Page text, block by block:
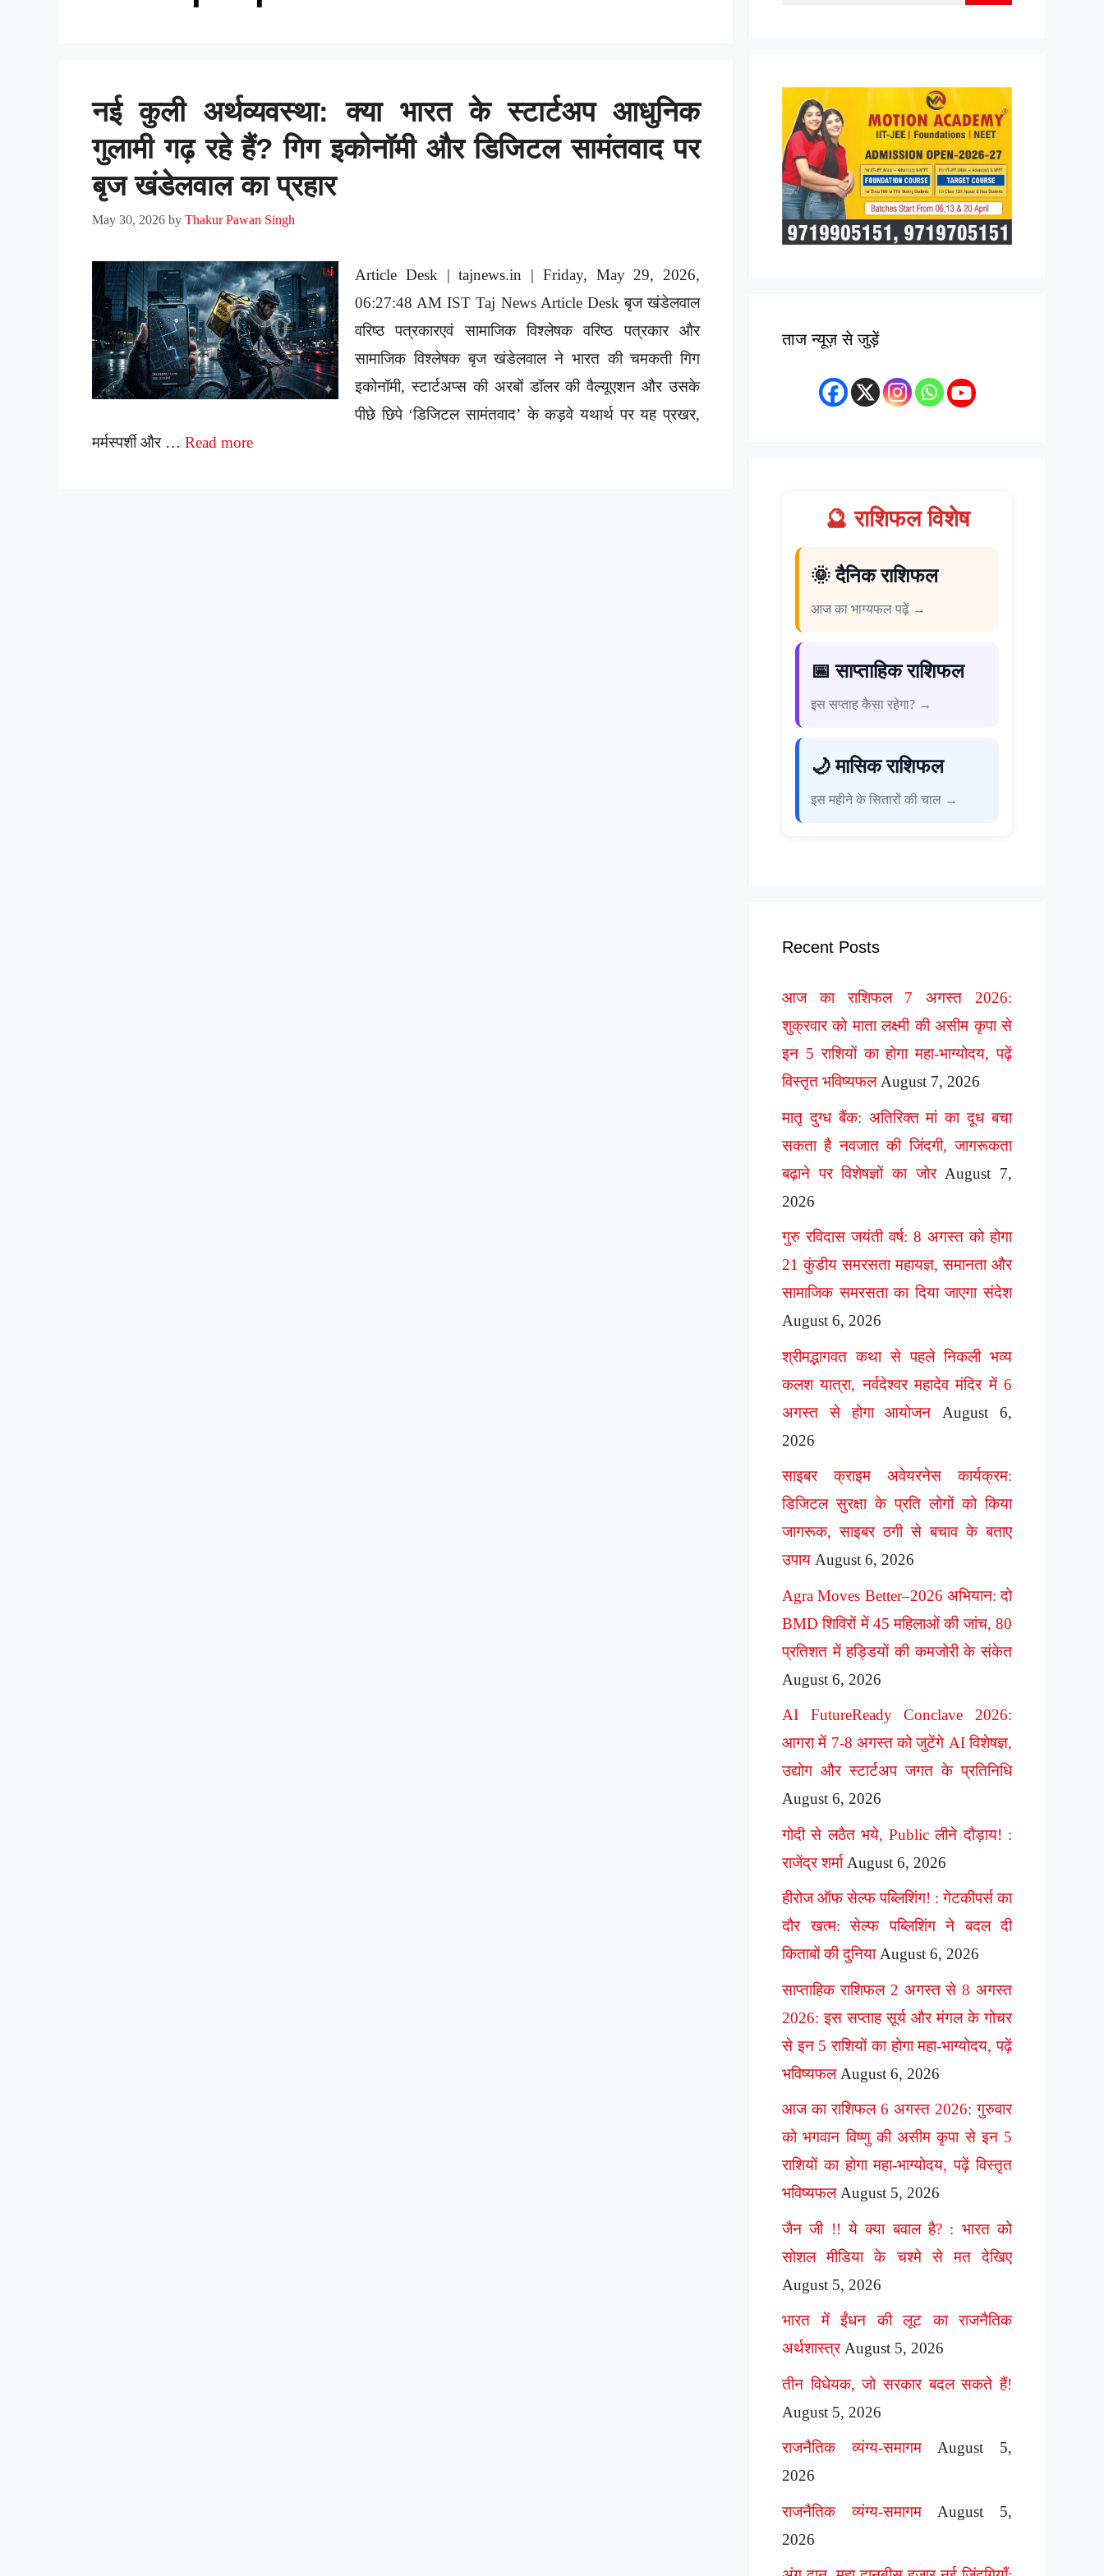
नई कुली अर्थव्यवस्था: क्या भारत के स्टार्टअप आधुनिक
गुलामी गढ़ रहे हैं? गिग इकोनॉमी और डिजिटल सामंतवाद पर
बृज खंडेलवाल का प्रहार
May 30, 2026 by Thakur Pawan Singh
Article Desk | tajnews.in | Friday, May 29, 2026,
06:27:48 AM IST Taj News Article Desk बृज खंडेलवाल
वरिष्ठ पत्रकारएवं सामाजिक विश्लेषक वरिष्ठ पत्रकार और
सामाजिक विश्लेषक बृज खंडेलवाल ने भारत की चमकती गिग
इकोनॉमी, स्टार्टअप्स की अरबों डॉलर की वैल्यूएशन और उसके
पीछे छिपे ‘डिजिटल सामंतवाद’ के कड़वे यथार्थ पर यह प्रखर,
मर्मस्पर्शी और … Read more
ताज न्यूज़ से जुड़ें
🔮 राशिफल विशेष
🌞 दैनिक राशिफल
आज का भाग्यफल पढ़ें →
📅 साप्ताहिक राशिफल
इस सप्ताह कैसा रहेगा? →
🌙 मासिक राशिफल
इस महीने के सितारों की चाल →
Recent Posts
आज का राशिफल 7 अगस्त 2026:
शुक्रवार को माता लक्ष्मी की असीम कृपा से
इन 5 राशियों का होगा महा-भाग्योदय, पढ़ें
विस्तृत भविष्यफल August 7, 2026
मातृ दुग्ध बैंक: अतिरिक्त मां का दूध बचा
सकता है नवजात की जिंदगी, जागरूकता
बढ़ाने पर विशेषज्ञों का जोर August 7,
2026
गुरु रविदास जयंती वर्ष: 8 अगस्त को होगा
21 कुंडीय समरसता महायज्ञ, समानता और
सामाजिक समरसता का दिया जाएगा संदेश
August 6, 2026
श्रीमद्भागवत कथा से पहले निकली भव्य
कलश यात्रा, नर्वदेश्वर महादेव मंदिर में 6
अगस्त से होगा आयोजन
August 6,
2026
साइबर क्राइम अवेयरनेस कार्यक्रम:
डिजिटल सुरक्षा के प्रति लोगों को किया
जागरूक, साइबर ठगी से बचाव के बताए
उपाय August 6, 2026
Agra Moves Better–2026 अभियान: दो
BMD शिविरों में 45 महिलाओं की जांच, 80
प्रतिशत में हड्डियों की कमजोरी के संकेत
August 6, 2026
AI FutureReady Conclave 2026:
आगरा में 7-8 अगस्त को जुटेंगे AI विशेषज्ञ,
उद्योग और स्टार्टअप जगत के प्रतिनिधि
August 6, 2026
गोदी से लठैत भये, Public लीने दौड़ाय! :
राजेंद्र शर्मा August 6, 2026
हीरोज ऑफ सेल्फ पब्लिशिंग! : गेटकीपर्स का
दौर खत्म: सेल्फ पब्लिशिंग ने बदल दी
किताबों की दुनिया August 6, 2026
साप्ताहिक राशिफल 2 अगस्त से 8 अगस्त
2026: इस सप्ताह सूर्य और मंगल के गोचर
से इन 5 राशियों का होगा महा-भाग्योदय, पढ़ें
भविष्यफल August 6, 2026
आज का राशिफल 6 अगस्त 2026: गुरुवार
को भगवान विष्णु की असीम कृपा से इन 5
राशियों का होगा महा-भाग्योदय, पढ़ें विस्तृत
भविष्यफल August 5, 2026
जैन जी !! ये क्या बवाल है? : भारत को
सोशल मीडिया के चश्मे से मत देखिए
August 5, 2026
भारत में ईंधन की लूट का राजनैतिक
अर्थशास्त्र August 5, 2026
तीन विधेयक, जो सरकार बदल सकते हैं!
August 5, 2026
राजनैतिक व्यंग्य-समागम
August 5,
2026
राजनैतिक व्यंग्य-समागम
August 5,
2026